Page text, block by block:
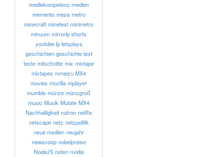
mediekompetenz medien
memento mesa metro
minecraft minetest minimetro
minuum mirrorlp shorts
youtube lp letsplays
geschichten geschichte text
texte mitschnitte mix mixtape
mixtapes mmeizu MX4
movies mozilla mplayer
mumble münze münzgroß
music Musik Mutate MX4
Nachhaltigkeit natron netflix
netscape netz netzpolitik
neue medien neujahr
newscoop nobelpreise
NodeJS noten nvidia